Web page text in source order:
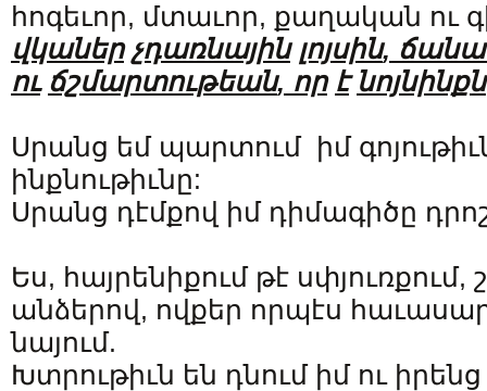
հոգեւոր, մտաւոր, քաղական ու
վկաներ չդառնային լոյսին,
ու ճշմարտութեան, որ է նոյնինքն
Սրանց եմ պարտում իմ
ինքնութիւնը:
Սրանց դէմքով իմ դիմագիծը
Ես, հայրենիքում թէ
անձերով, ովքեր որպէս հաւասար
նայում.
Խտրութիւն են դնում իմ ու իրենց